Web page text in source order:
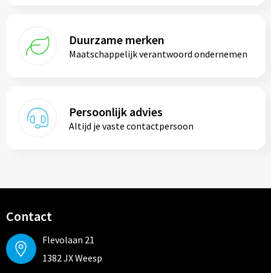
Duurzame merken
Maatschappelijk verantwoord ondernemen
Persoonlijk advies
Altijd je vaste contactpersoon
Contact
Flevolaan 21
1382 JX Weesp